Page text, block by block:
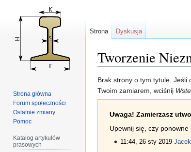
Tworzenie
Przejdź
do
nawigacji
Przejdź
do
wyszukiwania
Brak strony o tym tytule. Jeśli
Twoim zamiarem, wciśnij
Uwaga! Zamierzasz
Upewnij się, czy
11:44, 26 sty 2019
Strona Dyskusja
Strona główna
Forum społeczności
Ostatnie zmiany
Pomoc
Katalog artykułów
prasowych